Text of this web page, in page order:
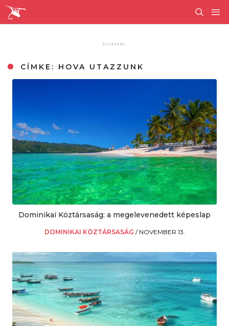
CÍMKE: HOVA UTAZZUNK
Dominikai Köztársaság: a megelevenedett képeslap
DOMINIKAI KÖZTÁRSASÁG / NOVEMBER 13.